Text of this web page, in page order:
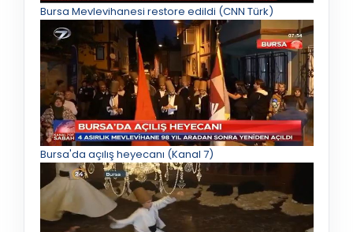
Bursa Mevlevihanesi restore edildi (CNN Türk)
Bursa'da açılış heyecanı (Kanal 7)